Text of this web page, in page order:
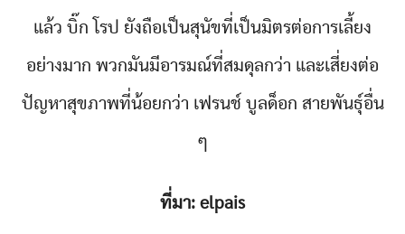
แล้ว บิ๊ก โรป ยังถือเป็นสุนัขที่เป็นมิตรต่อการเลี้ยง
อย่างมาก พวกมันมีอารมณ์ที่สมดุลกว่า และเสี่ยงต่อ
ปัญหาสุขภาพที่น้อยกว่า เฟรนช์ บูลด็อก สายพันธุ์อื่น
ๆ
ที่มา: elpais